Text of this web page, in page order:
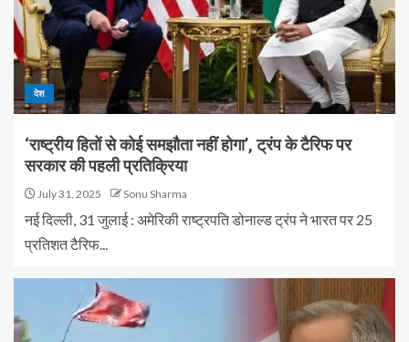
देश
‘राष्ट्रीय हितों से कोई समझौता नहीं होगा’, ट्रंप के टैरिफ पर
सरकार की पहली प्रतिक्रिया
July 31, 2025 Sonu Sharma
नई दिल्ली, 31 जुलाई : अमेरिकी राष्ट्रपति डोनाल्ड ट्रंप ने भारत पर 25
प्रतिशत टैरिफ...